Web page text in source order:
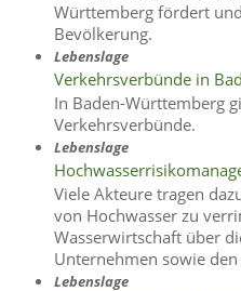
Württemberg fördert
Bevölkerung.
Lebenslage
Verkehrsverbünde in
In Baden-Württemberg
Verkehrsverbünde.
Lebenslage
Viele Akteure tragen
von Hochwasser zu
Wasserwirtschaft über
Unternehmen sowie
Lebenslage